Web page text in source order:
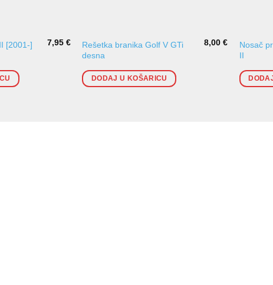
[2001-]
7,95 €
Rešetka branika Golf V GTi
desna
8,00 €
DODAJ U KOŠARICU
Nosač
II